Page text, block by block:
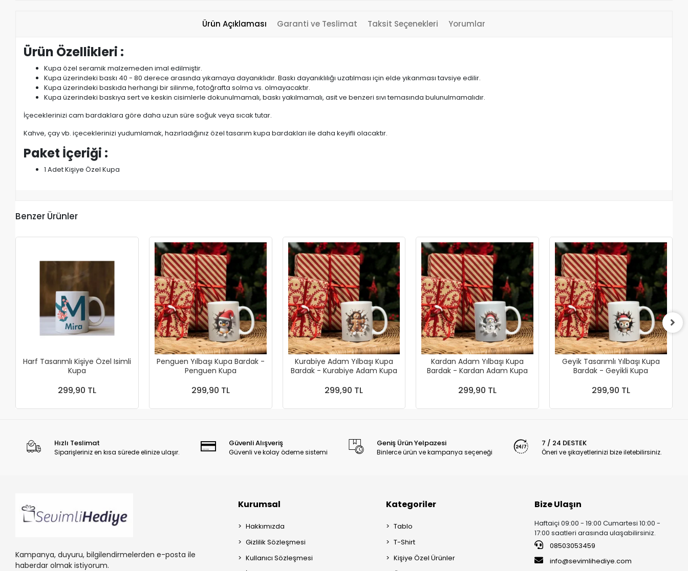
Ürün Açıklaması Garanti ve Teslimat Taksit Seçenekleri Yorumlar
Ürün Özellikleri :
Kupa özel seramik malzemeden imal edilmiştir.
Kupa üzerindeki baskı 40 - 80 derece arasında yıkamaya dayanıklıdır. Baskı dayanıklılığı uzatılması için elde yıkanması tavsiye edilir.
Kupa üzerindeki baskıda herhangi bir silinme, fotoğrafta solma vs. olmayacaktır.
Kupa üzerindeki baskıya sert ve keskin cisimlerle dokunulmamalı, baskı yakılmamalı, asit ve benzeri sıvı temasında bulunulmamalıdır.
İçeceklerinizi cam bardaklara göre daha uzun süre soğuk veya sıcak tutar.
Kahve, çay vb. içeceklerinizi yudumlamak, hazırladığınız özel tasarım kupa bardakları ile daha keyifli olacaktır.
Paket İçeriği :
1 Adet Kişiye Özel Kupa
Benzer Ürünler
Harf Tasarımlı Kişiye Özel Isimli
Kupa
299,90 TL
Penguen Yılbaşı Kupa Bardak -
Penguen Kupa
299,90 TL
Kurabiye Adam Yılbaşı Kupa
Bardak - Kurabiye Adam Kupa
299,90 TL
Kardan Adam Yılbaşı Kupa
Bardak - Kardan Adam Kupa
299,90 TL
Geyik Tasarımlı Yılbaşı Kupa
Bardak - Geyikli Kupa
299,90 TL
Hızlı Teslimat
Siparişleriniz en kısa sürede elinize ulaşır.
Güvenli Alışveriş
Güvenli ve kolay ödeme sistemi
Geniş Ürün Yelpazesi
Binlerce ürün ve kampanya seçeneği
7 / 24 DESTEK
Öneri ve şikayetlerinizi bize iletebilirsiniz.
Kampanya, duyuru, bilgilendirmelerden e-posta ile
haberdar olmak istiyorum.
Kurumsal
Hakkımızda
Gizlilik Sözleşmesi
Kullanıcı Sözleşmesi
Kategoriler
Tablo
T-Shirt
Kişiye Özel Ürünler
Bize Ulaşın
Haftaiçi 09:00 - 19:00 Cumartesi 10:00 -
17:00 saatleri arasında ulaşabilirsiniz.
08503053459
info@sevimlihediye.com